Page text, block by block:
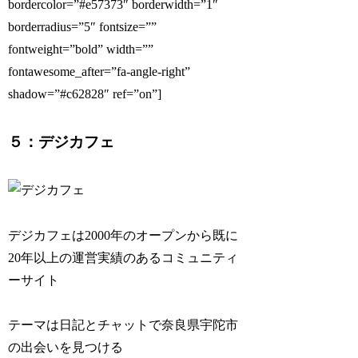
bordercolor=”#e57373″ borderwidth=”1″
borderradius=”5″ fontsize=””
fontweight=”bold” width=””
fontawesome_after=”fa-angle-right”
shadow=”#c62828″ ref=”on”]
５：デジカフェ
デジカフェは2000年のオープンから既に
20年以上の運営実績のあるコミュニティ
ーサイト
テーマは日記とチャットで奈良県宇陀市
の出会いを見つける